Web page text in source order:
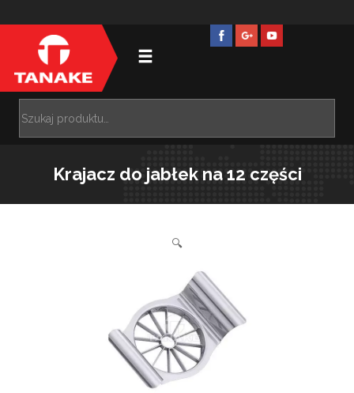
Krajacz do jabłek na 12 części
🔍